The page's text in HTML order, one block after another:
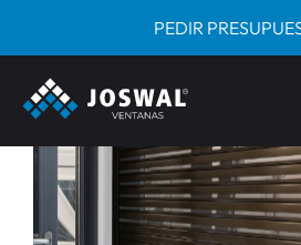
PEDIR
Inicio/ Persianas/Persianas con motor
PERSIANAS CON MOTOR